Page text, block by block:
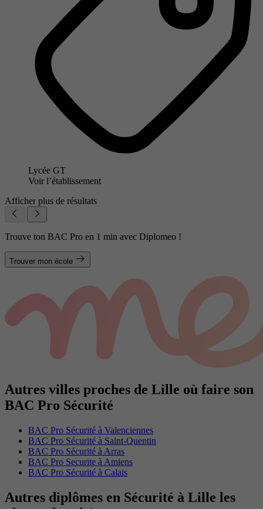
Lycée GT
Voir l’établissement
Afficher plus de résultats
Trouve ton BAC Pro en 1 min avec Diplomeo !
Trouver mon école
Autres villes proches de Lille où faire son
BAC Pro Sécurité
BAC Pro Sécurité à Valenciennes
BAC Pro Sécurité à Saint-Quentin
BAC Pro Sécurité à Arras
BAC Pro Securite à Amiens
BAC Pro Sécurité à Calais
Autres diplômes en Sécurité à Lille les